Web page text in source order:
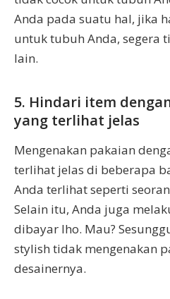
Anda pada suatu hal, jika
untuk tubuh Anda, segera
lain.
5. Hindari item
yang terlihat jelas
Mengenakan pakaian
terlihat jelas di beberapa
Anda terlihat seperti
Selain itu, Anda juga
dibayar lho. Mau?
stylish tidak mengenakan
desainernya.